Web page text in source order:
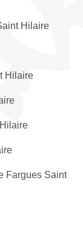
Hilaire
Hilaire
Fargues Saint